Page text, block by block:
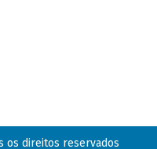
os direitos reservados